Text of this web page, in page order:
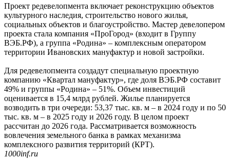
Проект редевелопмента включает реконструкцию объектов
культурного наследия, строительство нового жилья,
социальных объектов и благоустройство. Мастер девелопером
проекта стала компания «ПроГород» (входит в Группу
ВЭБ.РФ), а группа «Родина» – комплексным оператором
территории Ивановских мануфактур и новой застройки.
Для редевелопмента создадут специальную проектную
компанию «Квартал мануфактур», где доля ВЭБ.РФ составит
49% и группы «Родина» – 51%. Объем инвестиций
оценивается в 15,4 млрд рублей. Жилье планируется
возводить в три очереди: 53,37 тыс. кв. м – в 2024 году и по 50
тыс. кв. м – в 2025 году и 2026 году. В целом проект
рассчитан до 2026 года. Рассматривается возможность
вовлечения земельного банка в рамках механизма
комплексного развития территорий (КРТ).
1000inf.ru